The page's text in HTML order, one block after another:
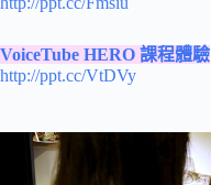
VoiceTube HERO 課程體驗
http://ppt.cc/VtDVy